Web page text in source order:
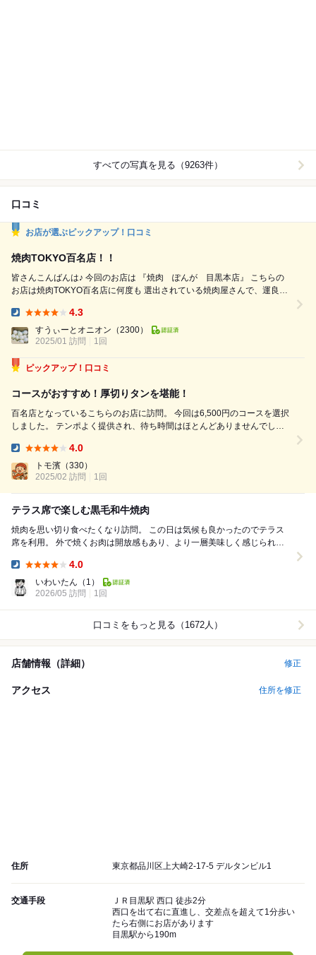
すべての写真を見る（9263件）
口コミ
お店が選ぶピックアップ！口コミ
焼肉TOKYO百名店！！
皆さんこんばんは♪ 今回のお店は 『焼肉 ぽんが 目黒本店』 こちらの
お店は焼肉TOKYO百名店に何度も 選出されている焼肉屋さんで、運良く
つもに増してあり、非常に楽しみにしていました☺️ お店は目黒駅から徒
歩で5分ほどの好立地で 店内にカウンター席やボックス席、入り口外には
テラス席が何席かある...
4.3
すうぃーとオニオン （2300）
2025/01 訪問
1回
ピックアップ！口コミ
コースがおすすめ！厚切りタンを堪能！
百名店となっているこちらのお店に訪問。 今回は6,500円のコースを選択
しました。 テンポよく提供され、待ち時間はほとんどありませんでし
ジューシーでサクサクとした食感。味付けもしっかりされており、大満足
の一品です...
4.0
トモ濱 （330）
2025/02 訪問
1回
テラス席で楽しむ黒毛和牛焼肉
焼肉を思い切り食べたくなり訪問。 この日は気候も良かったのでテラス
席を利用。 外で焼くお肉は開放感もあり、より一層美味しく感じられた
4.0
いわいたん （1）
2026/05 訪問
1回
口コミをもっと見る（1672人）
店舗情報（詳細） 修正
アクセス 住所を修正
住所 東京都品川区上大崎2-17-5 デルタンビル1
交通手段
ＪＲ目黒駅 西口 徒歩2分
西口を出て右に直進し、交差点を超えて1分歩い
たら右側にお店があります
目黒駅から190m